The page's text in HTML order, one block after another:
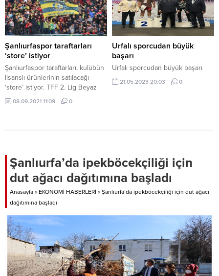
Şanlıurfaspor, Süper Kupa
finalinin kentte oynanması için
çağrıda bulundu. Astor Enerji
Şanlıurfaspor’dan yapılan
açıklamada, “Süper Kupa finalinin;
Cumhuriyet’imizin 100. yılında
Kurtuluş Savaşı’nın temelinin
atıldığı bu...
Konseyi işbirliğiyle düzenlenen
turnuvanın ilk maçları yapıldı.
ŞUTİM Spor Tesisleri’nde
gerçekleştirilen turnuva açılış
maçlarında Doğanyıldız-
Badıllıgençlik Spor, Suruçspor-
Kardeşler Spor, Tablet Eyüpspor-
Bozova Birlikspor ile
Ceylanpınargücübelediye Spor-
Şanlıurfaspor taraftarları
‘store’ istiyor
Şanlıurfaspor taraftarları, kulübün
lisanslı ürünlerinin satılacağı
‘store’ istiyor. TFF 2. Lig Beyaz
Grup’ta mücadele eden
yeni sezonda şampiyonluk için
taraftarları umutlandırdı.
Taraftarlar, TFF 1. Lig’e yükselmeyi
amaçlayan Şanlıurfaspor’un
lisanslı malzemelerini...
08.09.2021 11:09 0
Urfalı sporcudan büyük
başarı
Urfalı sporcudan büyük başarı
21.05.2023 20:03 0
Şanlıurfa’da ipekböcekçiliği için
dut ağacı dağıtımına başladı
Anasayfa » EKONOMİ HABERLERİ » Şanlıurfa’da ipekböcekçiliği için dut ağacı
dağıtımına başladı